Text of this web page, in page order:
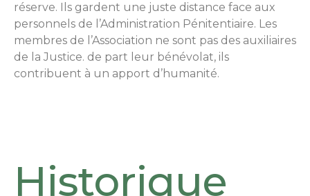
réserve. Ils gardent une juste distance face aux
personnels de l’Administration Pénitentiaire. Les
membres de l’Association ne sont pas des auxiliaires
de la Justice. de part leur bénévolat, ils
contribuent à un apport d’humanité.
Historique